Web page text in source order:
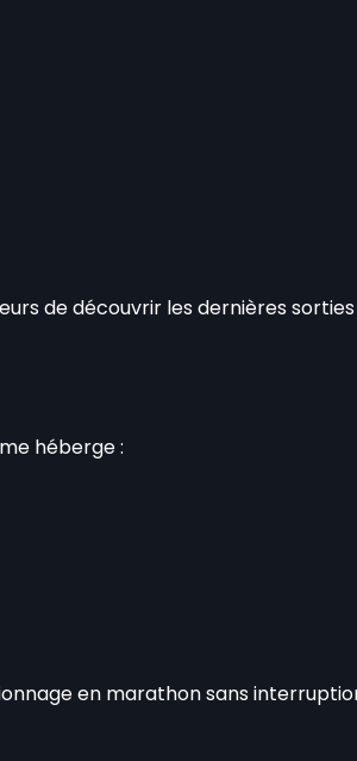
de découvrir les dernières
héberge :
en marathon sans